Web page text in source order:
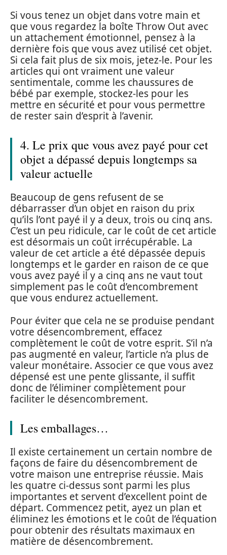
Si vous tenez un objet dans votre main et
que vous regardez la boîte Throw Out avec
un attachement émotionnel, pensez à la
dernière fois que vous avez utilisé cet objet.
Si cela fait plus de six mois, jetez-le. Pour les
articles qui ont vraiment une valeur
sentimentale, comme les chaussures de
bébé par exemple, stockez-les pour les
mettre en sécurité et pour vous permettre
de rester sain d’esprit à l’avenir.
4. Le prix que vous avez payé pour cet
objet a dépassé depuis longtemps sa
valeur actuelle
Beaucoup de gens refusent de se
débarrasser d’un objet en raison du prix
qu’ils l’ont payé il y a deux, trois ou cinq ans.
C’est un peu ridicule, car le coût de cet article
est désormais un coût irrécupérable. La
valeur de cet article a été dépassée depuis
longtemps et le garder en raison de ce que
vous avez payé il y a cinq ans ne vaut tout
simplement pas le coût d’encombrement
que vous endurez actuellement.
Pour éviter que cela ne se produise pendant
votre désencombrement, effacez
complètement le coût de votre esprit. S’il n’a
pas augmenté en valeur, l’article n’a plus de
valeur monétaire. Associer ce que vous avez
dépensé est une pente glissante, il suffit
donc de l’éliminer complètement pour
faciliter le désencombrement.
Les emballages…
Il existe certainement un certain nombre de
façons de faire du désencombrement de
votre maison une entreprise réussie. Mais
les quatre ci-dessus sont parmi les plus
importantes et servent d’excellent point de
départ. Commencez petit, ayez un plan et
éliminez les émotions et le coût de l’équation
pour obtenir des résultats maximaux en
matière de désencombrement.